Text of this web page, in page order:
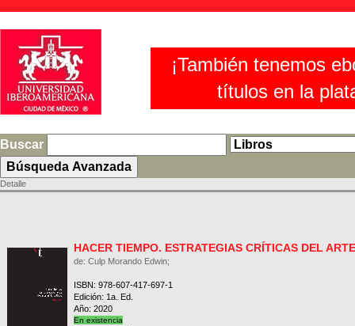
¡También tenemos
títulos en la
Buscar
Detalle
HACER TIEMPO. ESTRATEGIAS CRÍTICAS DEL
de: Culp Morando Edwin;
ISBN: 978-607-417-697-1
Edición: 1a. Ed.
Año: 2020
En existencia